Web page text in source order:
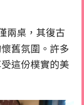
兩桌，其復古
舊氛圍。許多
這份樸實的美